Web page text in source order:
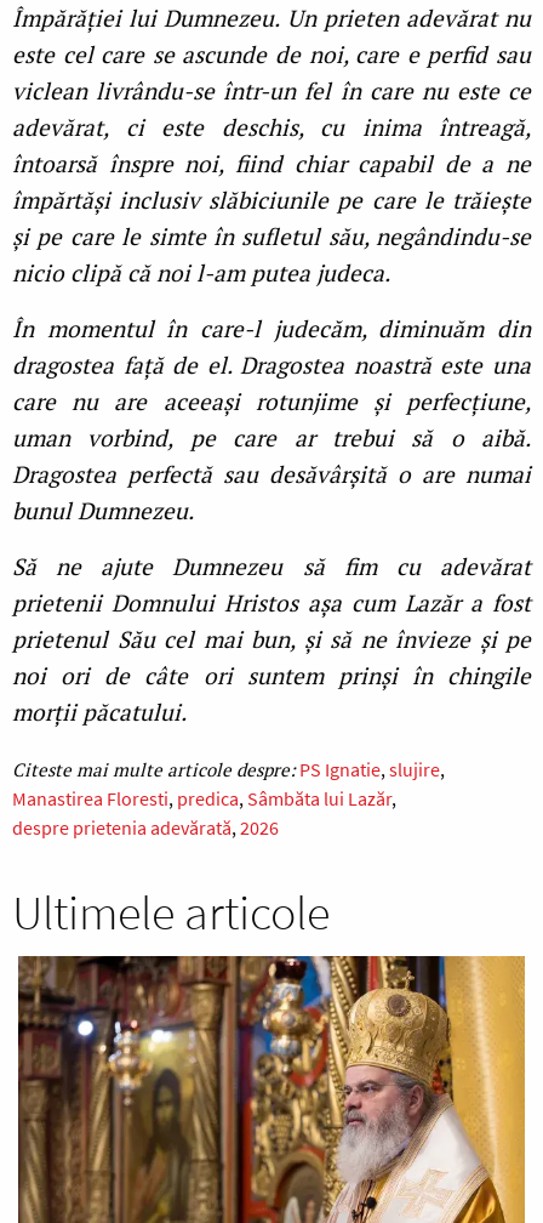
Împărăției lui Dumnezeu. Un prieten adevărat nu
este cel care se ascunde de noi, care e perfid sau
viclean livrându-se într-un fel în care nu este ce
adevărat, ci este deschis, cu inima întreagă,
întoarsă înspre noi, fiind chiar capabil de a ne
împărtăși inclusiv slăbiciunile pe care le trăiește
și pe care le simte în sufletul său, negândindu-se
nicio clipă că noi l-am putea judeca.
În momentul în care-l judecăm, diminuăm din
dragostea față de el. Dragostea noastră este una
care nu are aceeași rotunjime și perfecțiune,
uman vorbind, pe care ar trebui să o aibă.
Dragostea perfectă sau desăvârșită o are numai
bunul Dumnezeu.
Să ne ajute Dumnezeu să fim cu adevărat
prietenii Domnului Hristos așa cum Lazăr a fost
prietenul Său cel mai bun, și să ne învieze și pe
noi ori de câte ori suntem prinși în chingile
morții păcatului.
PS Ignatie slujire
Manastirea Floresti predica Sâmbăta lui Lazăr
despre prietenia adevărată 2026
Ultimele articole